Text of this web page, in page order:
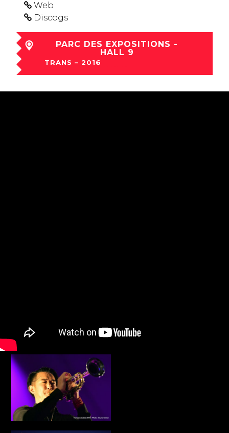
Web
Discogs
PARC DES EXPOSITIONS -
HALL 9
TRANS – 2016